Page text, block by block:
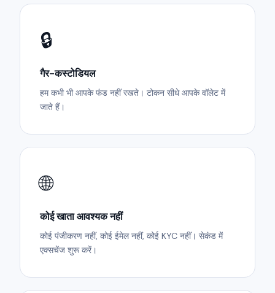
🔒
गैर-कस्टोडियल
हम कभी भी आपके फंड नहीं रखते। टोकन सीधे आपके वॉलेट में
जाते हैं।
🌐
कोई खाता आवश्यक नहीं
कोई पंजीकरण नहीं, कोई ईमेल नहीं, कोई KYC नहीं। सेकंड में
एक्सचेंज शुरू करें।